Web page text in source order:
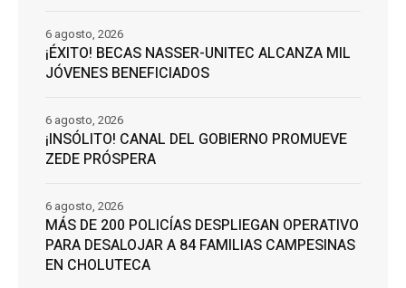
¡ÉXITO! BECAS NASSER-UNITEC ALCANZA MIL
JÓVENES BENEFICIADOS
6 agosto, 2026
¡INSÓLITO! CANAL DEL GOBIERNO PROMUEVE
ZEDE PRÓSPERA
6 agosto, 2026
MÁS DE 200 POLICÍAS DESPLIEGAN OPERATIVO
PARA DESALOJAR A 84 FAMILIAS CAMPESINAS
EN CHOLUTECA
6 agosto, 2026